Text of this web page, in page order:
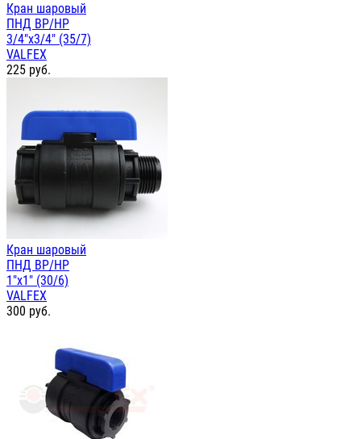
Кран шаровый
ПНД ВР/НР
3/4"х3/4" (35/7)
VALFEX
225 руб.
Кран шаровый
ПНД ВР/НР
1"х1" (30/6)
VALFEX
300 руб.